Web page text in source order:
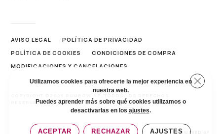
AVISO LEGAL
POLÍTICA DE PRIVACIDAD
POLÍTICA DE COOKIES
CONDICIONES DE COMPRA
MODIFICACIONES Y CANCELACIONES
RESERVADOS.
POWERED BY
Utilizamos cookies para ofrecerte la mejor experiencia en
nuestra web.
Puedes aprender más sobre qué cookies utilizamos o
desactivarlas en los ajustes.
ACEPTAR RECHAZAR AJUSTES
Cerrar